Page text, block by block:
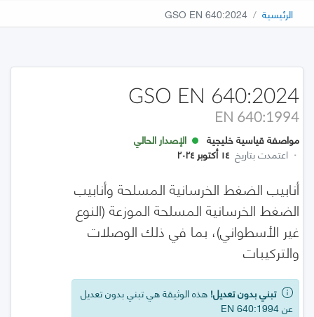
الرئيسية GSO EN 640:2024
GSO EN 640:2024
EN 640:1994
مواصفة قياسية خليجية
الإصدار الحالي
· اعتمدت بتاريخ ١٤ أكتوبر ٢٠٢٤
أنابيب الضغط الخرسانية المسلحة وأنابيب
الضغط الخرسانية المسلحة الموزعة (النوع
غير الأسطواني)، بما في ذلك الوصلات
والتركيبات
تبني بدون تعديل! هذه الوثيقة هي تبني بدون تعديل
عن EN 640:1994